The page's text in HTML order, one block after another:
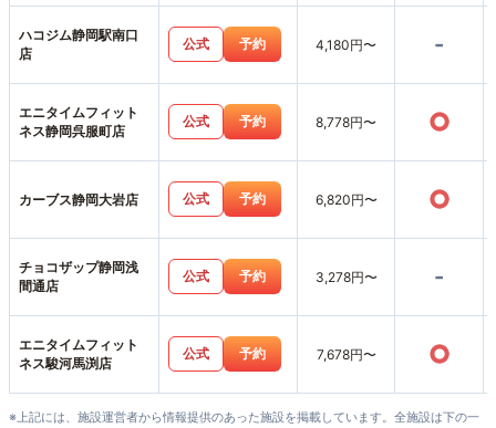
ハコジム静岡駅南口
店
公式 予約 4,180円〜 -
エニタイムフィット
ネス静岡呉服町店
公式 予約 8,778円〜 ○
カーブス静岡大岩店 公式 予約 6,820円〜 ○
チョコザップ静岡浅
間通店
公式 予約 3,278円〜 -
エニタイムフィット
ネス駿河馬渕店
公式 予約 7,678円〜 ○
※上記には、施設運営者から情報提供のあった施設を掲載しています。全施設は下の一